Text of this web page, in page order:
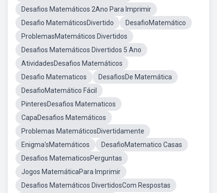
Desafios Matemáticos 2Ano Para Imprimir
Desafio MatemáticosDivertido
DesafioMatemático
ProblemasMatemáticos Divertidos
Desafios Matemáticos Divertidos 5 Ano
AtividadesDesafios Matemáticos
Desafio Matematicos
DesafiosDe Matemática
DesafioMatemático Fácil
PinteresDesafios Matematicos
CapaDesafios Matemáticos
Problemas MatemáticosDivertidamente
Enigma'sMatemáticos
DesafioMatematico Casas
Desafios MatematicosPerguntas
Jogos MatemáticaPara Imprimir
Desafios Matemáticos DivertidosCom Respostas